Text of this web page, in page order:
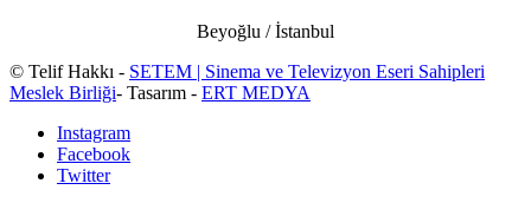
Beyoğlu / İstanbul
© Telif Hakkı - SETEM | Sinema ve Televizyon Eseri Sahipleri
Meslek Birliği- Tasarım - ERT MEDYA
Instagram
Facebook
Twitter